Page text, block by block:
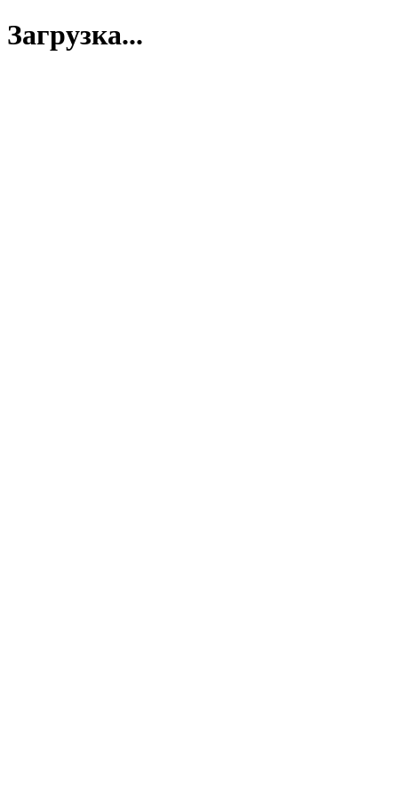
Загрузка...